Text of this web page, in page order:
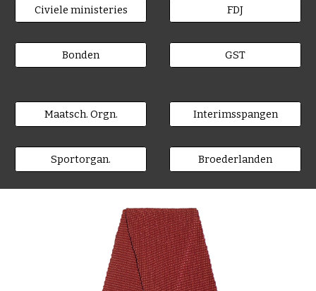
Civiele ministeries
Bonden
FDJ
GST
Maatsch. Orgn.
Sportorgan.
Interimsspangen
Broederlanden